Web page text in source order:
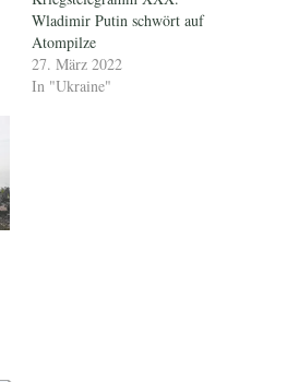
Wladimir Putin schwört auf
Atompilze
27. März 2022
In "Ukraine"